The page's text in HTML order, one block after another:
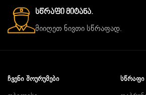
Სწრაფი Მიტანა.
მიიღეთ ნივთი სწრაფად.
ᲩᲕᲔᲜᲘ ᲨᲝᲣᲠᲣᲛᲔᲑᲘ